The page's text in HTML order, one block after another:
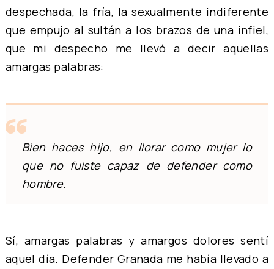
despechada, la fría, la sexualmente indiferente
que empujo al sultán a los brazos de una infiel,
que mi despecho me llevó a decir aquellas
amargas palabras:
Bien haces hijo, en llorar como mujer lo
que no fuiste capaz de defender como
hombre.
Sí, amargas palabras y amargos dolores sentí
aquel día. Defender Granada me había llevado a